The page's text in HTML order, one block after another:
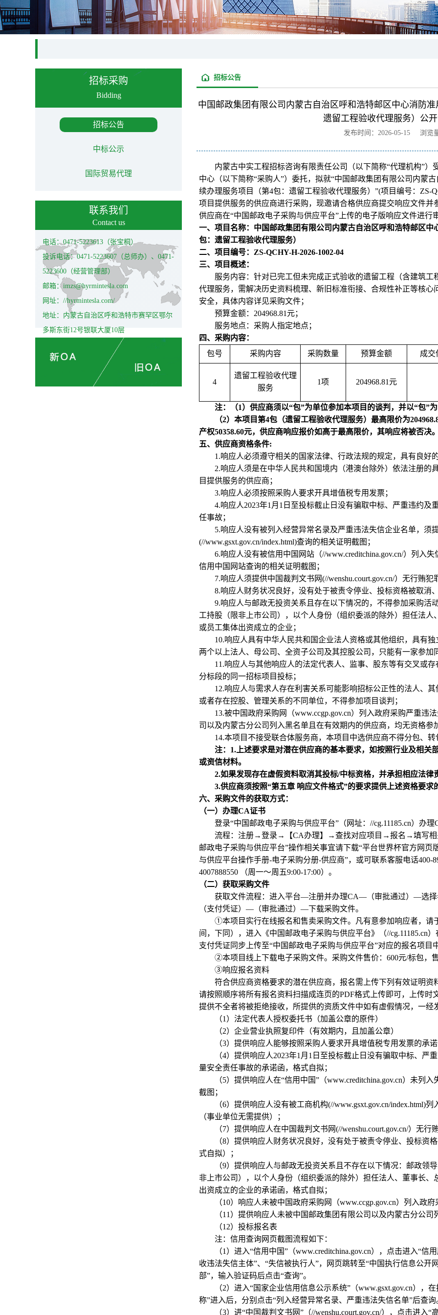
招标采购
Bidding
招标公告
中标公示
国际贸易代理
联系我们
Contact us
电话：0471-5223613（张宝桐）
投诉电话：0471-5223607（总师办）、0471-
5223600（经营管理部）
邮箱：imzs@hyrmintesla.com
网址：//hyrmintesla.com/
地址：内蒙古自治区呼和浩特市赛罕区鄂尔
多斯东街12号银联大厦10层
招标公告
中国邮政集团有限公司内蒙古自治区呼和浩特邮区中心消防
遗留工程验收代理服务）公
发布时间：2026-05-15 浏览
内蒙古中实工程招标咨询有限责任公司（以下简称“代理机构”
中心（以下简称“采购人”）委托，拟就“中国邮政集团有限公司内蒙
续办理服务项目（第4包：遗留工程验收代理服务）”(项目编号：ZS-
项目提供服务的供应商进行采购，现邀请合格供应商提交响应文件
供应商在“中国邮政电子采购与供应平台”上传的电子版响应文件进行
一、项目名称：中国邮政集团有限公司内蒙古自治区呼和浩特邮区
包：遗留工程验收代理服务）
二、项目编号：ZS-QCHY-H-2026-1002-04
三、项目概述：
服务内容：针对已完工但未完成正式验收的遗留工程（含建筑
代理服务，需解决历史资料梳理、新旧标准衔接、合规性补正等核
安全，具体内容详见采购文件；
预算金额： 204968.81 元；
服务地点：采购人指定地点；
四、采购内容：
包号
采购内容 采购数量 预算金额 成交
4
遗留工程验收代理
服务
1项 204968.81 元
注：（1）供应商须以“包”为单位参加本项目的谈判，并以“包”
（2）本项目第4包（遗留工程验收代理服务）最高限价为
产权50358.60元，供应商响应报价如高于最高限价，其响应将被否决
五、供应商资格条件:
1.响应人必须遵守相关的国家法律、行政法规的规定，具有良好
2.响应人须是在中华人民共和国境内（港澳台除外）依法注册的
目提供服务的供应商；
3.响应人必须按照采购人要求开具增值税专用发票；
4.响应人2023年1月1日至投标截止日没有骗取中标、严重违约
任事故；
5.响应人没有被列入经营异常名录及严重违法失信企业名单，须
(//www.gsxt.gov.cn/index.html)查询的相关证明截图；
6.响应人没有被信用中国网站（//www.creditchina.gov.cn/）列入
信用中国网站查询的相关证明截图；
7.响应人须提供中国裁判文书网(//wenshu.court.gov.cn/）无行贿
8.响应人财务状况良好，没有处于被责令停业、投标资格被取消
9.响应人与邮政无投资关系且存在以下情况的，不得参加采购活
工持股（限非上市公司），以个人身份（组织委派的除外）担任法
或员工集体出资成立的企业；
10.响应人具有中华人民共和国企业法人资格或其他组织，具有
两个以上法人、母公司、全资子公司及其控股公司，只能有一家参加
11.响应人与其他响应人的法定代表人、监事、股东等有交叉或
分标段的同一招标项目投标；
12.响应人与需求人存在利害关系可能影响招标公正性的法人、
或者存在控股、管理关系的不同单位，不得参加项目谈判；
13.被中国政府采购网（www.ccgp.gov.cn）列入政府采购严重违
司以及内蒙古分公司列入黑名单且在有效期内的供应商，均无资格参
14.本项目不接受联合体服务商，本项目中选供应商不得分包、转
注：1.上述要求是对潜在供应商的基本要求，如按照行业及相关
或资信材料。
2.如果发现存在虚假资料取消其投标/中标资格，并承担相应法
3.供应商须按照“第五章 响应文件格式”的要求提供上述资格要
六、采购文件的获取方式：
（一）办理CA证书
登录“中国邮政电子采购与供应平台”（网址：//cg.11185.cn）办
流程：注册→登录→【CA办理】→查找对应项目→报名→填写
邮政电子采购与供应平台”操作相关事宜请下载“平台世界杯官方网
与供应平台操作手册-电子采购分册-供应商”，或可联系客服电话400-
4007888550 （周一～周五9:00-17:00） 。
（二）获取采购文件
获取文件流程：进入平台—注册并办理CA—（审批通过）—选
（支付凭证）—（审批通过）—下载采购文件。
①本项目实行在线报名和售卖采购文件。凡有意参加响应者，请
间，下同），进入《中国邮政电子采购与供应平台》（//cg.11185.cn
支付凭证同步上传至“中国邮政电子采购与供应平台”对应的报名项目
②本项目线上下载电子采购文件。采购文件售价：600元/标包，
③响应报名资料
符合供应商资格要求的潜在供应商，报名需上传下列有效证明
请按照顺序将所有报名资料扫描成连页的PDF格式上传即可，上传时
提供不全者将被拒绝接收，所提供的资质文件中如有虚假情况，一
（1）法定代表人授权委托书（加盖公章的原件）
（2）企业营业执照复印件（有效期内，且加盖公章）
（3）提供响应人能够按照采购人要求开具增值税专用发票的承
（4）提供响应人2023年1月1日至投标截止日没有骗取中标、
量安全责任事故的承诺函，格式自拟；
（5）提供响应人在“信用中国”（www.creditchina.gov.cn）未列
截图；
（6）提供响应人没有被工商机构(//www.gsxt.gov.cn/index.html)
（事业单位无需提供）；
（7）提供响应人在中国裁判文书网(//wenshu.court.gov.cn/）无
（8）提供响应人财务状况良好，没有处于被责令停业、投标资
式自拟）；
（9）提供响应人与邮政无投资关系且不存在以下情况：邮政领
非上市公司），以个人身份（组织委派的除外）担任法人、董事长
出资成立的企业的承诺函，格式自拟；
（10）响应人未被中国政府采购网（www.ccgp.gov.cn）列入政
（11）提供响应人未被中国邮政集团有限公司以及内蒙古分公
（12）投标报名表
注：信用查询网页截图流程如下：
（1）进入“信用中国”（www.creditchina.gov.cn），点击进入“
收违法失信主体”、“失信被执行人”，网页跳转至“中国执行信息公开
部”，输入验证码后点击“查询”。
（2）进入“国家企业信用信息公示系统”（www.gsxt.gov.cn），
称”进入后，分别点击“列入经营异常名录、严重违法失信名单”后查询
（3）进“中国裁判文书网”（//wenshu.court.gov.cn/），点击进